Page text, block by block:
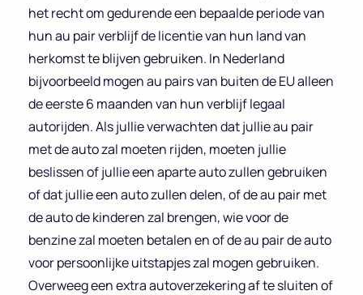
het recht om gedurende een bepaalde periode van
hun au pair verblijf de licentie van hun land van
herkomst te blijven gebruiken. In Nederland
bijvoorbeeld mogen au pairs van buiten de EU alleen
de eerste 6 maanden van hun verblijf legaal
autorijden. Als jullie verwachten dat jullie au pair
met de auto zal moeten rijden, moeten jullie
beslissen of jullie een aparte auto zullen gebruiken
of dat jullie een auto zullen delen, of de au pair met
de auto de kinderen zal brengen, wie voor de
benzine zal moeten betalen en of de au pair de auto
voor persoonlijke uitstapjes zal mogen gebruiken.
Overweeg een extra autoverzekering af te sluiten of